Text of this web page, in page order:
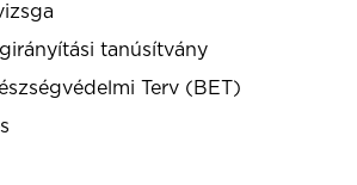
tanúsítvány
Terv (BET)